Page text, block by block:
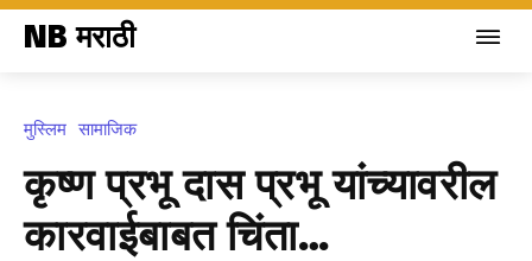
NB मराठी
मुस्लिम सामाजिक
कृष्ण प्रभू दास प्रभू यांच्यावरील
कारवाईबाबत चिंता…